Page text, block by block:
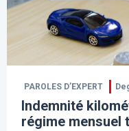
PAROLES D’EXPERT
Indemnité
régime mensuel